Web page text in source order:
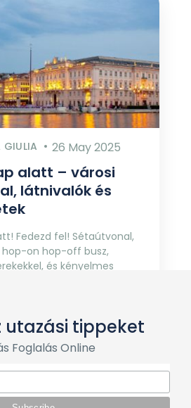
GIULIA 26 May 2025
alatt – városi
látnivalók és
Fedezd fel! Sétaútvonal,
hop-on hop-off busz,
és kényelmes
utazási tippeket
Foglalás Online